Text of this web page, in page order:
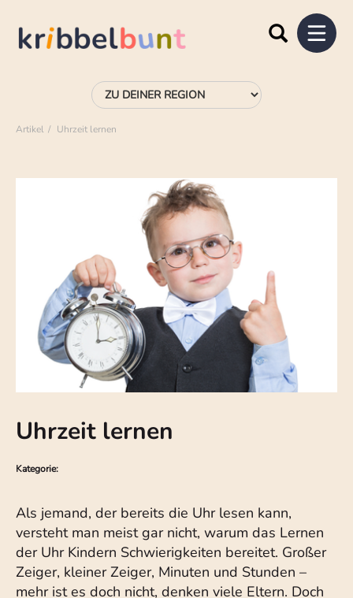
Artikel Uhrzeit lernen
Uhrzeit lernen
Kategorie:
Als jemand, der bereits die Uhr lesen kann,
versteht man meist gar nicht, warum das Lernen
der Uhr Kindern Schwierigkeiten bereitet. Großer
Zeiger, kleiner Zeiger, Minuten und Stunden –
mehr ist es doch nicht, denken viele Eltern. Doch